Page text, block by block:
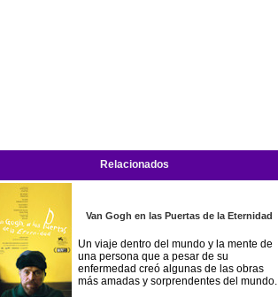
Relacionados
Van Gogh en las Puertas de la Eternidad
Un viaje dentro del mundo y la mente de
una persona que a pesar de su
enfermedad creó algunas de las obras
más amadas y sorprendentes del mundo.